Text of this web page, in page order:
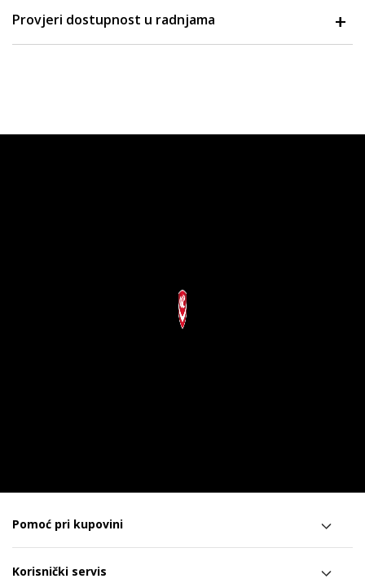
Provjeri dostupnost u radnjama
Pomoć pri kupovini
Korisnički servis